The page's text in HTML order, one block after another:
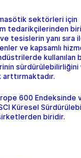
sektörleri için
tedarikçilerinden
tesislerin yanı sıra
ve kapsamlı
kullanılan
sürdürülebilirliğini
600 Endeksinde
Küresel
biridir.